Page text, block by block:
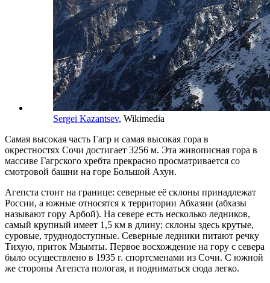
Sergei Kazantsev, Wikimedia
Самая высокая часть Гагр и самая высокая гора в
окрестностях Сочи достигает 3256 м. Эта живописная гора в
массиве Гагрского хребта прекрасно просматривается со
смотровой башни на горе Большой Ахун.
Агепста стоит на границе: северные её склоны принадлежат
России, а южные относятся к территории Абхазии (абхазы
называют гору Арбой). На севере есть несколько ледников,
самый крупный имеет 1,5 км в длину; склоны здесь крутые,
суровые, труднодоступные. Северные ледники питают речку
Тихую, приток Мзымты. Первое восхождение на гору с севера
было осуществлено в 1935 г. спортсменами из Сочи. С южной
же стороны Агепста пологая, и подниматься сюда легко.